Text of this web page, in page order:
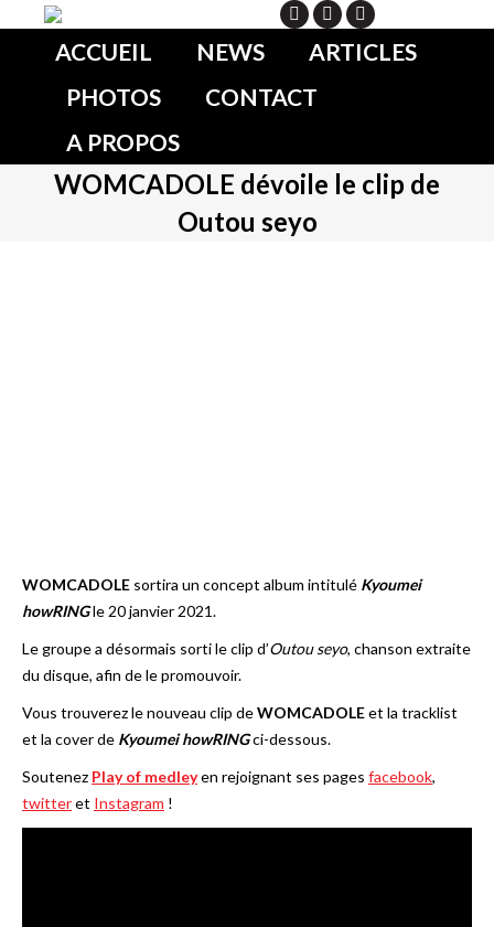
ACCUEIL NEWS
ARTICLES
PHOTOS
CONTACT
A PROPOS
WOMCADOLE dévoile le clip de
Outou seyo
WOMCADOLE sortira un concept album intitulé Kyoumei
howRINGle 20 janvier 2021.
Le groupe a désormais sorti le clip d’Outou seyo, chanson extraite
du disque, afin de le promouvoir.
Vous trouverez le nouveau clip deWOMCADOLEet la tracklist
et la cover de Kyoumei howRINGci-dessous.
Soutenez Play of medleyen rejoignant ses pages facebook,
twitteret Instagram !